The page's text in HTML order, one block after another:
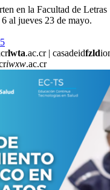
en la Facultad de Letras
al jueves 23 de mayo.
lwta.ac.cr| casadeidfzld
iwxw.ac.cr